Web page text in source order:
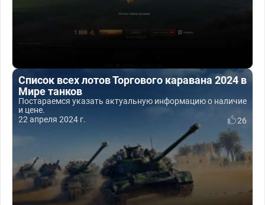
Список всех лотов Торгового каравана 2024 в
Мире танков
Постараемся указать актуальную информацию о наличие
и цене.
22 апреля 2024 г.
26